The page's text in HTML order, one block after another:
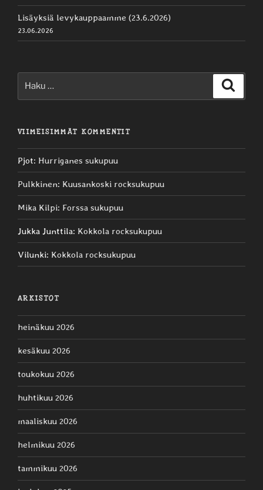
Lisäyksiä levykauppaamme (23.6.2026)
23.06.2026
VIIMEISIMMÄT KOMMENTIT
Pjot: Hurriganes sukupuu
Pulkkinen: Kuusankoski rocksukupuu
Mika Kilpi: Forssa sukupuu
Jukka Junttila: Kokkola rocksukupuu
Vilunki: Kokkola rocksukupuu
ARKISTOT
heinäkuu 2026
kesäkuu 2026
toukokuu 2026
huhtikuu 2026
maaliskuu 2026
helmikuu 2026
tammikuu 2026